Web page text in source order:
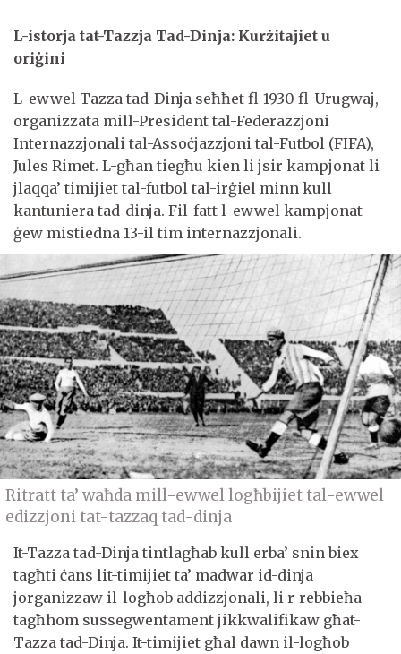
L-istorja tat-Tazzja Tad-Dinja: Kurżitajiet u
oriġini
L-ewwel Tazza tad-Dinja seħħet fl-1930 fl-Urugwaj,
organizzata mill-President tal-Federazzjoni
Internazzjonali tal-Assoċjazzjoni tal-Futbol (FIFA),
Jules Rimet. L-għan tiegħu kien li jsir kampjonat li
jlaqqa’ timijiet tal-futbol tal-irġiel minn kull
kantuniera tad-dinja. Fil-fatt l-ewwel kampjonat
ġew mistiedna 13-il tim internazzjonali.
Ritratt ta’ waħda mill-ewwel logħbijiet tal-ewwel
edizzjoni tat-tazzaq tad-dinja
It-Tazza tad-Dinja tintlagħab kull erba’ snin biex
tagħti ċans lit-timijiet ta’ madwar id-dinja
jorganizzaw il-logħob addizzjonali, li r-rebbieħa
tagħhom sussegwentament jikkwalifikaw għat-
Tazza tad-Dinja. It-timijiet għal dawn il-logħob